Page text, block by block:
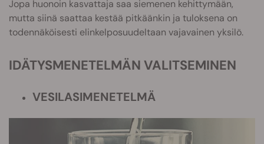
Jopa huonoin kasvattaja saa siemenen kehittymään,
mutta siinä saattaa kestää pitkäänkin ja tuloksena on
todennäköisesti elinkelposuudeltaan vajavainen yksilö.
IDÄTYSMENETELMÄN VALITSEMINEN
VESILASIMENETELMÄ